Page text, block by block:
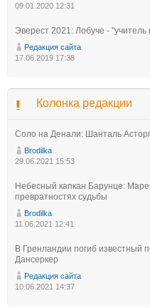
09.01.2020 12:31
Эверест 2021: Лобуче - "учитель
Редакция сайта
17.06.2019 17:38
Колонка редакции
Соло на Денали: Шанталь
Brodilka
29.06.2021 15:53
Небесный капкан Барунце:
превратностях судьбы
Brodilka
11.06.2021 12:41
В Гренландии погиб известный
Дансеркер
Редакция сайта
10.06.2021 14:37